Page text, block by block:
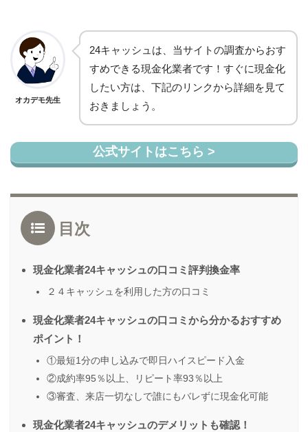
オカデモ先生
24キャッシュは、当サイトの調査からおす
すめできる現金化業者です！すぐに現金化
したい方は、下記のリンクから詳細を見て
おきましょう。
公式サイトはこちら >
目次
現金化業者24キャッシュの口コミ評判換金率
２４キャッシュを利用した方の口コミ
現金化業者24キャッシュの口コミから分かるおすすめ
ポイント！
①最短1分の申し込みで即日ハイスピード入金
②成約率95％以上、リピート率93％以上
③審査、来店一切なしで誰にもバレずに現金化可能
現金化業者24キャッシュのデメリットも確認！